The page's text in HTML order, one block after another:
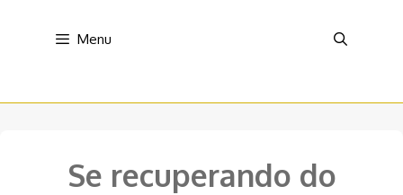
Menu
Se recuperando do